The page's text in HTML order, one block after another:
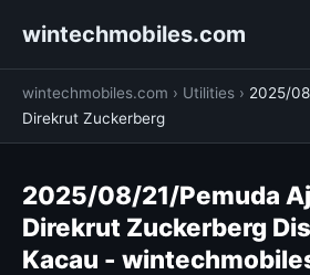
wintechmobiles.com
wintechmobiles.com › Utilities › 2025/
Direkrut Zuckerberg
2025/08/21/Pemuda
Direkrut Zuckerberg
Kacau -